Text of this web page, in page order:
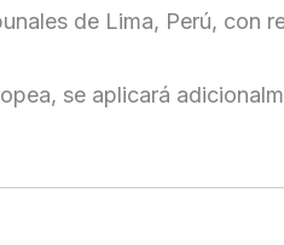
de Lima, Perú, con
se aplicará